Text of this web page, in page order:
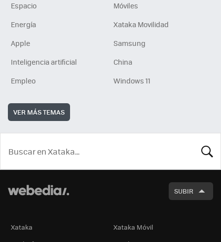
Espacio
Móviles
Energía
Xataka Movilidad
Apple
Samsung
Inteligencia artificial
China
Empleo
Windows 11
VER MÁS TEMAS
SUBIR
Xataka
Xataka Móvil